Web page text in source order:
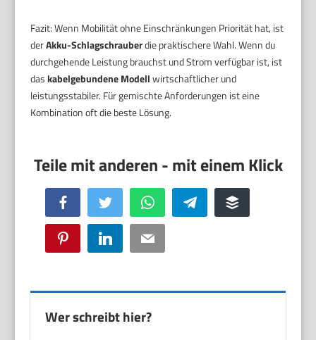
Fazit: Wenn Mobilität ohne Einschränkungen Priorität hat, ist
derAkku-Schlagschrauberdie praktischere Wahl. Wenn du
durchgehende Leistung brauchst und Strom verfügbar ist, ist
daskabelgebundene Modellwirtschaftlicher und
leistungsstabiler. Für gemischte Anforderungen ist eine
Kombination oft die beste Lösung.
Facebook Twitter WhatsApp Telegram Buffer
Pinterest LinkedIn Email
Wer schreibt hier?